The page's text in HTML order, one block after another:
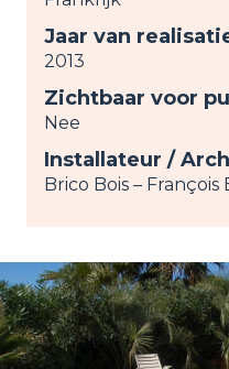
Jaar van
2013
Zichtbaar voor
Nee
Installateur /
Brico Bois –
Image